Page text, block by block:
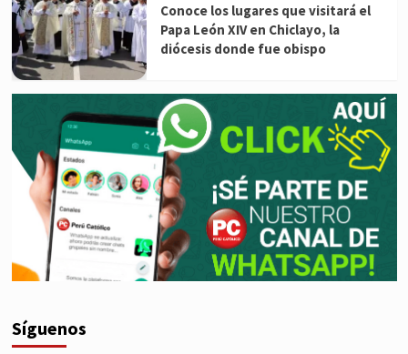
Conoce los lugares que visitará el
Papa León XIV en Chiclayo, la
diócesis donde fue obispo
Síguenos